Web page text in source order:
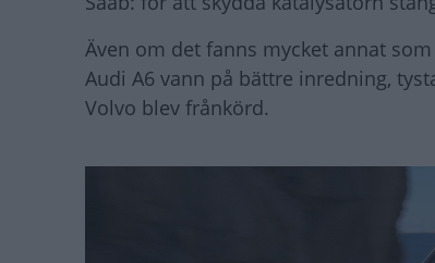
Även om det fanns mycket annat
Audi A6 vann på bättre inredning,
Volvo blev frånkörd.